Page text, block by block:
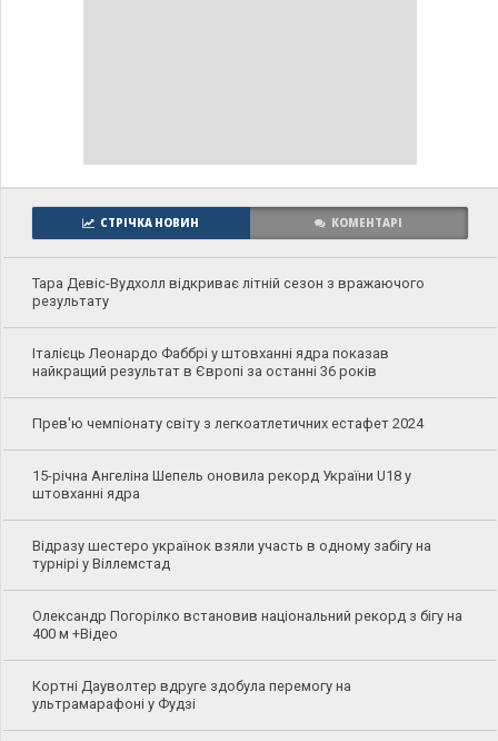
СТРІЧКА НОВИН КОМЕНТАРІ
Тара Девіс-Вудхолл відкриває літній сезон з вражаючого
результату
Італієць Леонардо Фаббрі у штовханні ядра показав
найкращий результат в Європі за останні 36 років
Прев'ю чемпіонату світу з легкоатлетичних естафет 2024
15-річна Ангеліна Шепель оновила рекорд України U18 у
штовханні ядра
Відразу шестеро українок взяли участь в одному забігу на
турнірі у Віллемстад
Олександр Погорілко встановив національний рекорд з бігу на
400 м +Відео
Кортні Дауволтер вдруге здобула перемогу на
ультрамарафоні у Фудзі